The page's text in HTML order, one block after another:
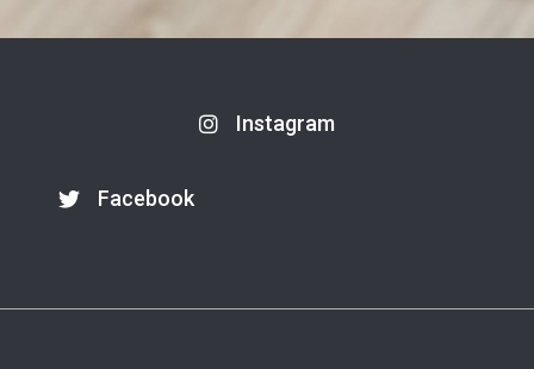
Instagram
Facebook